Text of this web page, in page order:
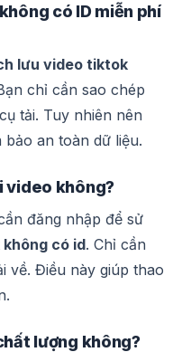
có ID miễn phí
lưu video tiktok
chỉ cần sao chép
tải. Tuy nhiên nên
an toàn dữ liệu.
video không?
đăng nhập để sử
có id. Chỉ cần
về. Điều này giúp thao
lượng không?